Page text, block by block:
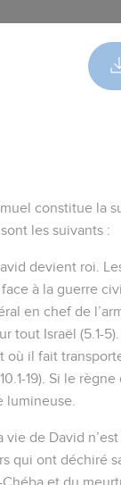
constitue la
les suivants :
devient roi.
à la guerre
en chef de
tout Israël (5.1-
où il fait
10.1-19). Si le
lumineuse.
de David
qui ont déchiré
et du